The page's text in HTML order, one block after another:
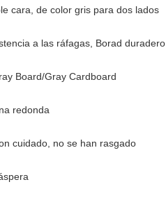
cara, de color gris para dos lados
a las ráfagas, Borad duradero
Board/Gray Cardboard
redonda
cuidado, no se han rasgado